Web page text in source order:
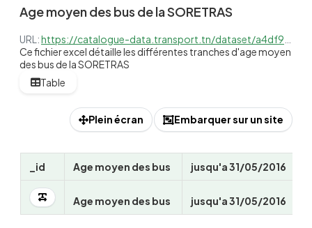
Age moyen des bus de la SORETRAS
URL:https://catalogue-data.transport.tn/dataset/a4df92c6-ee4e-4575-b6b2-c083bfbab5bd/resource/8ee43b82-a0a8-4986-a972-c900eb1eba6b/download/a4df92c6-ee4e-4575-b6b2-c083bfbab5bd_c362db18-f4a3-41b2-b78a-3ea27160cded.xlsx
Ce fichier excel détaille les différentes tranches d'age moyen
des bus de la SORETRAS
Table
Plein écran Embarquer sur un site